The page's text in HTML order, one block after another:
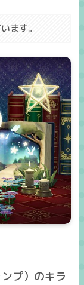
ます。
プ）のキラ